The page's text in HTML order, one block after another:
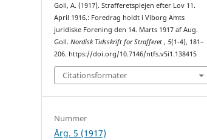
Goll, A. (1917). Strafferetsplejen efter Lov 11.
April 1916.: Foredrag holdt i Viborg Amts
juridiske Forening den 14. Marts 1917 af Aug.
Goll.Nordisk Tidsskrift for Strafferet,5(1-4), 181–
206. https://doi.org/10.7146/ntfs.v5i1.138415
Citationsformater
Nummer
Årg. 5 (1917)